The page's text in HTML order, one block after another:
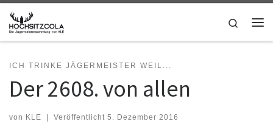
Zum Inhalt springen
Search
ICH TRINKE JÄGERMEISTER WEIL...
Der 2608. von allen
von KLE Veröffentlicht 5. Dezember 2016